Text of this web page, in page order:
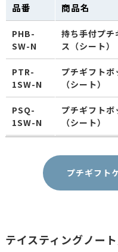
ABP-200
ABP-230BK
ABP-
品番 商品名
PHB-
SW-N
持ち手付プチ
ス（シート）
PTR-
1SW-N
プチギフトボ
（シート）
PSQ-
1SW-N
プチギフトボ
（シート）
プチギフト
テイスティングノー